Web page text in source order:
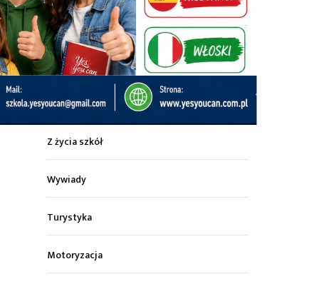
Sport
Kultura
Wiadomości z regionu
Z życia szkół
Wywiady
Turystyka
Motoryzacja